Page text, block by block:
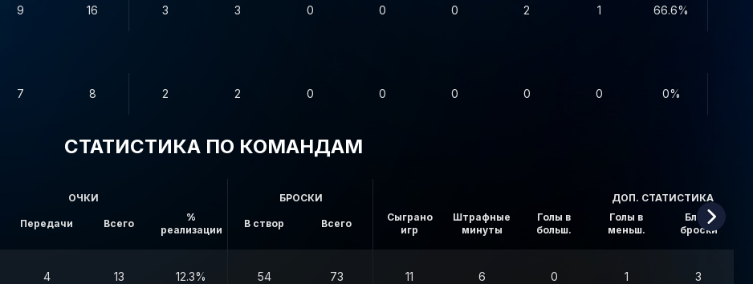
9 16 3 3 0 0 0 2 1 66.6%
7 8 2 2 0 0 0 0 0 0%
СТАТИСТИКА ПО КОМАНДАМ
ОЧКИ
Передачи Всего
%
реализации
БРОСКИ
В створ Всего
ДОП. СТАТИСТИКА
Сыграно
игр
Штрафные
минуты
Голы в
больш.
Голы в
меньш.
Блок.
броски
4 13 12.3% 54 73 11 6 0 1 3